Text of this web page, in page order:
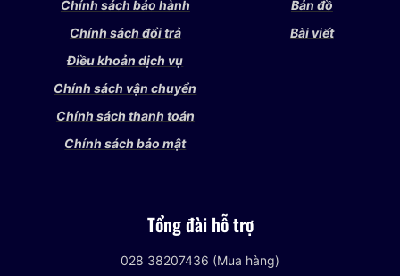
Chính sách bảo hành
Chính sách đổi trả
Điều khoản dịch vụ
Chính sách vận chuyển
Chính sách thanh toán
Chính sách bảo mật
Bản đồ
Bài viết
Tổng đài hỗ trợ
028 38207436 (Mua hàng)